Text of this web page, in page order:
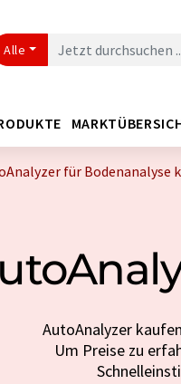
Alle
für Bodenanalyse
AutoAnalyzer
Um Preise zu